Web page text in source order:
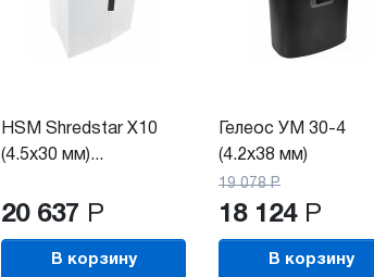
HSM Shredstar X10
(4.5x30 мм)...
20 637 Р
В корзину
Гелеос УМ 30-4
(4.2х38 мм)
19 078 Р
18 124 Р
В корзину